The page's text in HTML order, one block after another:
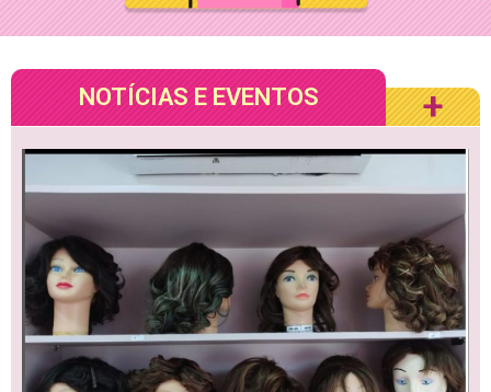
NOTÍCIAS E EVENTOS +